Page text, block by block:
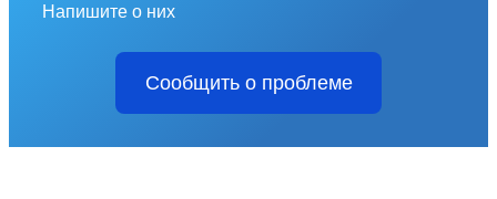
Напишите о них
Сообщить о проблеме